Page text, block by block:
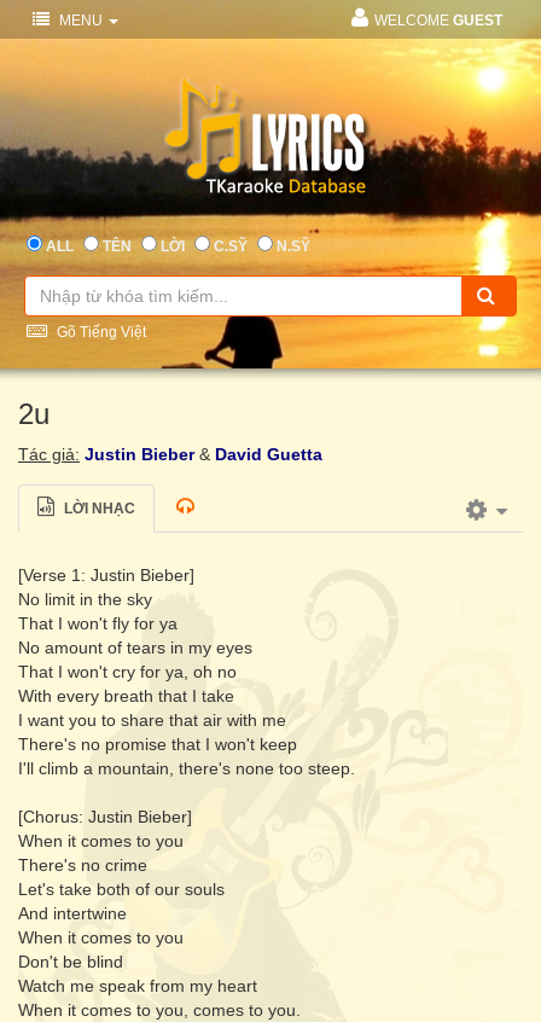
MENU WELCOME GUEST
ALL TÊN LỜI C.SỸ N.SỸ
Gõ Tiếng Việt
2u
Tác giả: Justin Bieber& David Guetta
LỜI NHẠC
[Verse 1: Justin Bieber]
No limit in the sky
That I won't fly for ya
No amount of tears in my eyes
That I won't cry for ya, oh no
With every breath that I take
I want you to share that air with me
There's no promise that I won't keep
I'll climb a mountain, there's none too steep.
[Chorus: Justin Bieber]
When it comes to you
There's no crime
Let's take both of our souls
And intertwine
When it comes to you
Don't be blind
Watch me speak from my heart
When it comes to you, comes to you.